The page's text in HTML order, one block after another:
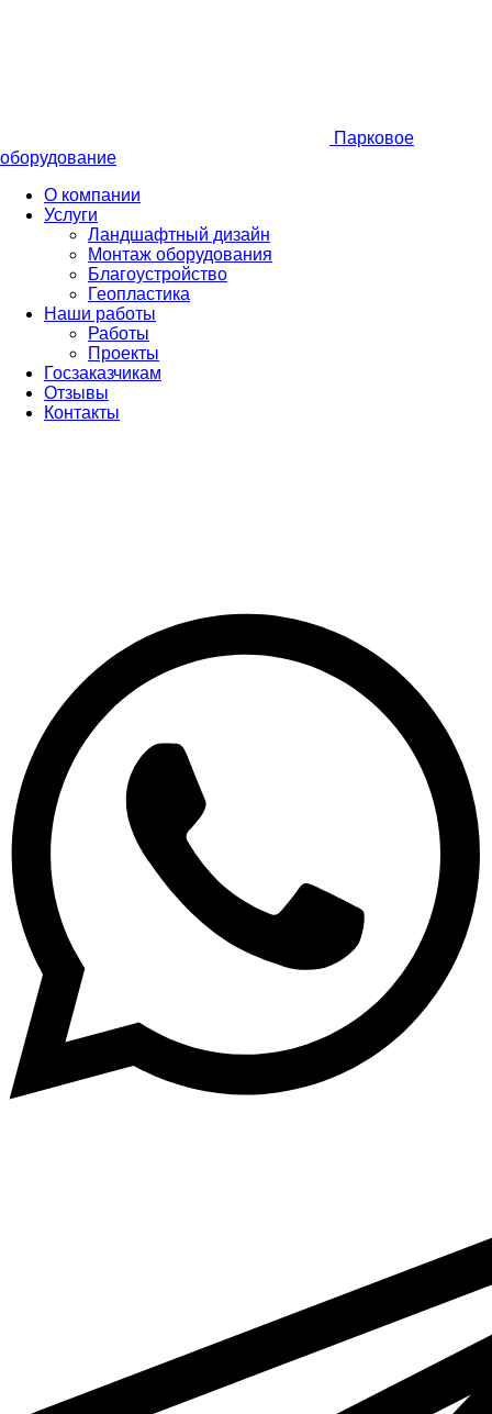
Парковое
оборудование
О компании
Услуги
Ландшафтный дизайн
Монтаж оборудования
Благоустройство
Геопластика
Наши работы
Работы
Проекты
Госзаказчикам
Отзывы
Контакты